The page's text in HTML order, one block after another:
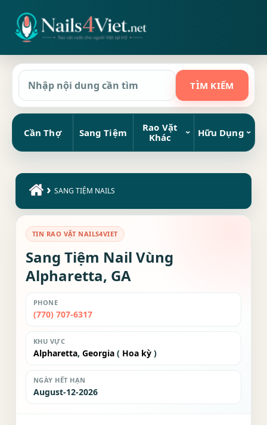
Cần Thợ Sang Tiệm
Rao Vặt
Khác
Hữu Dụng
› SANG TIỆM NAILS
TIN RAO VẶT NAILS4VIET
Sang Tiệm Nail Vùng
Alpharetta, GA
PHONE
(770) 707-6317
KHU VỰC
Alpharetta, Georgia ( Hoa kỳ )
NGÀY HẾT HẠN
August-12-2026